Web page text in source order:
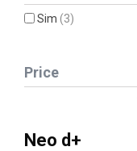
Sim(3)
Price
Neo d+